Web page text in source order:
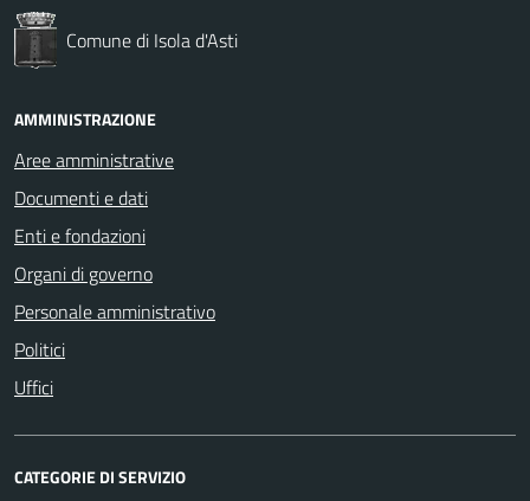
Comune di Isola d'Asti
AMMINISTRAZIONE
Aree amministrative
Documenti e dati
Enti e fondazioni
Organi di governo
Personale amministrativo
Politici
Uffici
CATEGORIE DI SERVIZIO